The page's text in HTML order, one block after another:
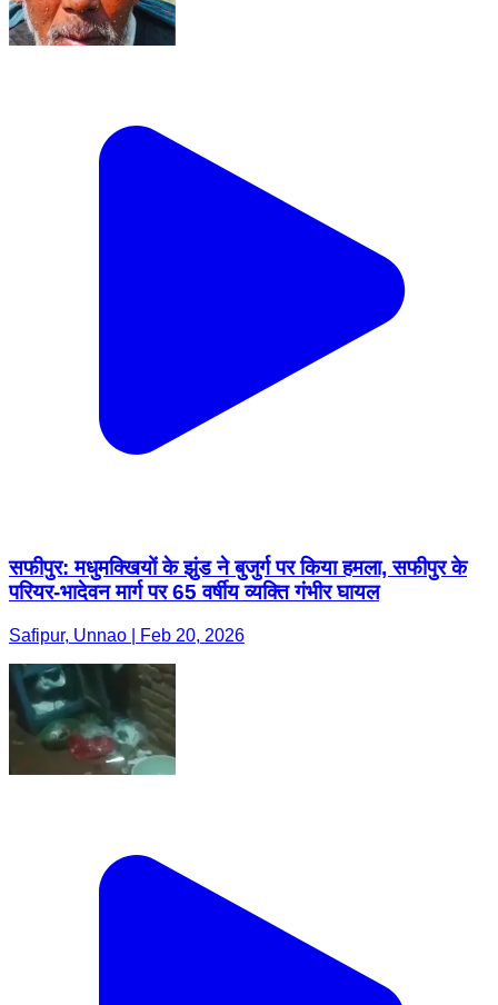
सफीपुर: मधुमक्खियों के झुंड ने बुजुर्ग पर किया हमला, सफीपुर के
परियर-भादेवन मार्ग पर 65 वर्षीय व्यक्ति गंभीर घायल
Safipur, Unnao | Feb 20, 2026